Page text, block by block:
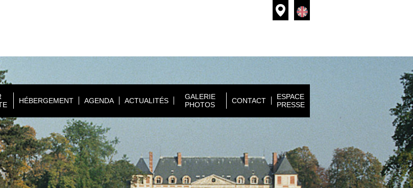
HÉBERGEMENT AGENDA ACTUALITÉS
GALERIE
PHOTOS
CONTACT
ESPACE
PRESSE